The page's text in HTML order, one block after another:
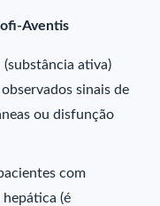
Aventis
ativa)
sinais de
ou disfunção
com
(é